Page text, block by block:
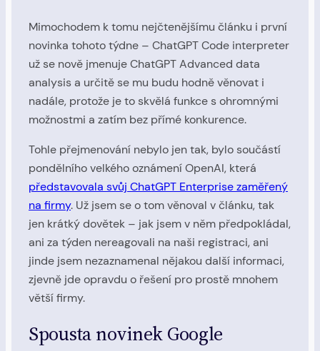
Mimochodem k tomu nejčtenějšímu článku i první
novinka tohoto týdne – ChatGPT Code interpreter
už se nově jmenuje ChatGPT Advanced data
analysis a určitě se mu budu hodně věnovat i
nadále, protože je to skvělá funkce s ohromnými
možnostmi a zatím bez přímé konkurence.
Tohle přejmenování nebylo jen tak, bylo součástí
pondělního velkého oznámení OpenAI, která
představovala svůj ChatGPT Enterprise zaměřený
na firmy. Už jsem se o tom věnoval v článku, tak
jen krátký dovětek – jak jsem v něm předpokládal,
ani za týden nereagovali na naši registraci, ani
jinde jsem nezaznamenal nějakou další informaci,
zjevně jde opravdu o řešení pro prostě mnohem
větší firmy.
Spousta novinek Google